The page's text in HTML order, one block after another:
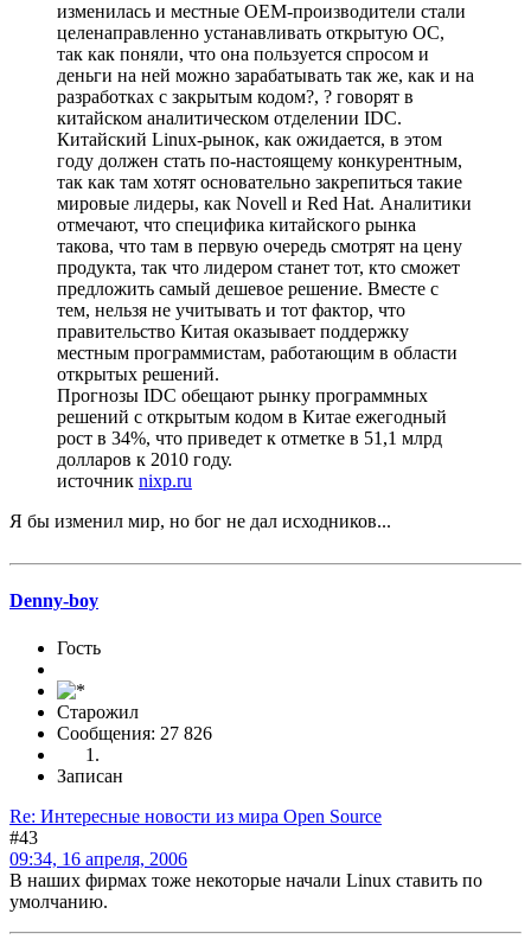
изменилась и местные OEM-производители стали
целенаправленно устанавливать открытую ОС,
так как поняли, что она пользуется спросом и
деньги на ней можно зарабатывать так же, как и на
разработках с закрытым кодом?, ? говорят в
китайском аналитическом отделении IDC.
Китайский Linux-рынок, как ожидается, в этом
году должен стать по-настоящему конкурентным,
так как там хотят основательно закрепиться такие
мировые лидеры, как Novell и Red Hat. Аналитики
отмечают, что специфика китайского рынка
такова, что там в первую очередь смотрят на цену
продукта, так что лидером станет тот, кто сможет
предложить самый дешевое решение. Вместе с
тем, нельзя не учитывать и тот фактор, что
правительство Китая оказывает поддержку
местным программистам, работающим в области
открытых решений.
Прогнозы IDC обещают рынку программных
решений с открытым кодом в Китае ежегодный
рост в 34%, что приведет к отметке в 51,1 млрд
долларов к 2010 году.
источник nixp.ru
Я бы изменил мир, но бог не дал исходников...
Denny-boy
Гость
Старожил
Сообщения: 27 826
Записан
Re: Интересные новости из мира Open Source
#43
09:34, 16 апреля, 2006
В наших фирмах тоже некоторые начали Linux ставить по
умолчанию.